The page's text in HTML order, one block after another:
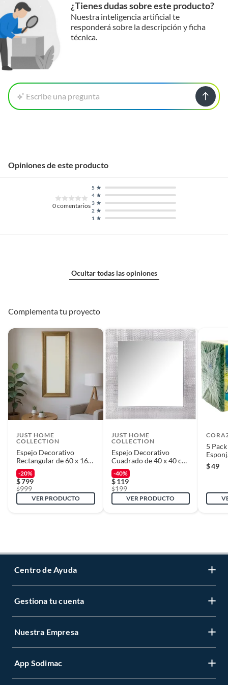
¿Tienes dudas sobre este producto?
Nuestra inteligencia artificial te
responderá sobre la descripción y ficha
técnica.
Escribe una pregunta
Opiniones de este producto
0comentarios
1
2
3
4
5
Ocultar todas las opiniones
Complementa tu proyecto
JUST HOME
COLLECTION
Espejo Decorativo
Rectangular de 60 x 160
cm Cobre
-20%
$799
$999
VER PRODUCTO
JUST HOME
COLLECTION
Espejo Decorativo
Cuadrado de 40 x 40 cm
Plata
-40%
$ 119
$199
VER PRODUCTO
5
$49
Centro de Ayuda
Servicio al Cliente
Venta a empresas
Gestiona tu cuenta
Gestiona tu cuenta
Nuestra Empresa
Nuestras tiendas
App Sodimac